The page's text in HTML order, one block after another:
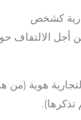
الالتفاف
هوية